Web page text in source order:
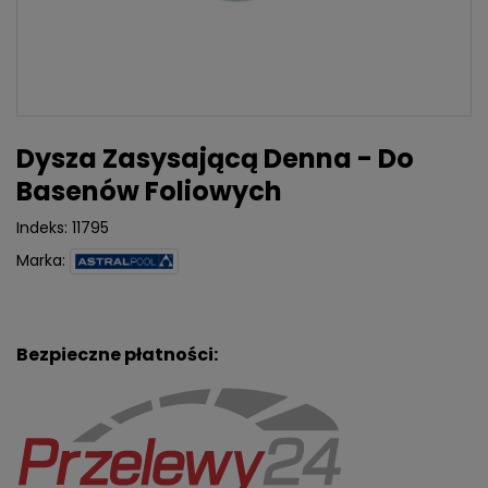
Dysza Zasysającą Denna - Do
Basenów Foliowych
Indeks: 11795
Marka:
Bezpieczne płatności: